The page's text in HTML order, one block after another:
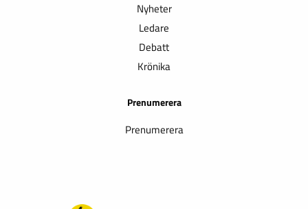
Nyheter
Ledare
Debatt
Krönika
Prenumerera
Prenumerera